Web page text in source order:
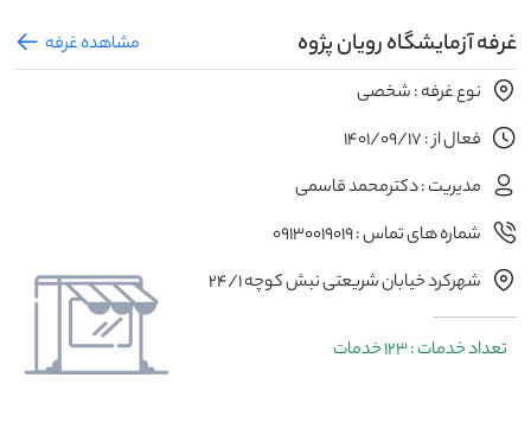
غرفه آزمایشگاه رویان پژوه
مشاهده غرفه
نوع غرفه : شخصی
فعال از : 1401/09/17
مدیریت : دکترمحمد قاسمی
شماره های تماس : 09130019019
شهرکرد خیابان شریعتی نبش کوچه 24/1
تعداد خدمات : 123 خدمات